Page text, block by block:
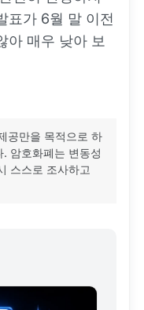
표가 6월 말 이전
아 매우 낮아 보
공만을 목적으로 하
암호화폐는 변동성
스스로 조사하고